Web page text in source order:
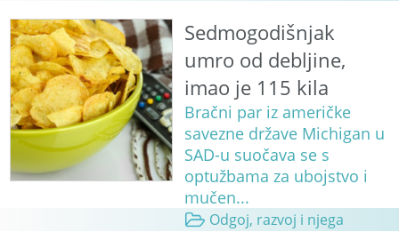
Sedmogodišnjak
umro od debljine,
imao je 115 kila
Bračni par iz američke
savezne države Michigan u
SAD-u suočava se s
optužbama za ubojstvo i
mučen...
Odgoj, razvoj i njega